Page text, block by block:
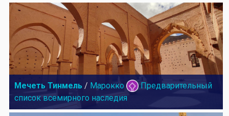
Мечеть Тинмель / Марокко
Предварительный
список всемирного наследия